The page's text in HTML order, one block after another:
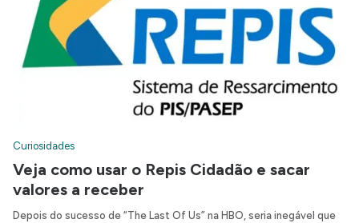
Curiosidades
Veja como usar o Repis Cidadão e sacar
valores a receber
Depois do sucesso de “The Last Of Us” na HBO, seria inegável que